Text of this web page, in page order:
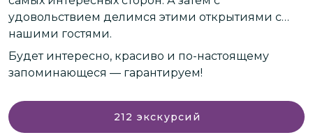
удовольствием делимся этими открытиями с
нашими гостями.
Будет интересно, красиво и по-настоящему
запоминающеся — гарантируем!
212 экскурсий